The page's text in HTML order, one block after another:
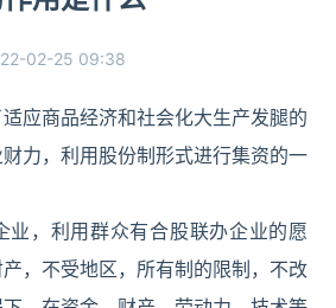
02-25 09:38
应商品经济和社会化大生产发腿的
力，利用股份制形式进行集资的一
业，利用群众有合股联办企业的愿
，不受地区，所有制的限制，不改